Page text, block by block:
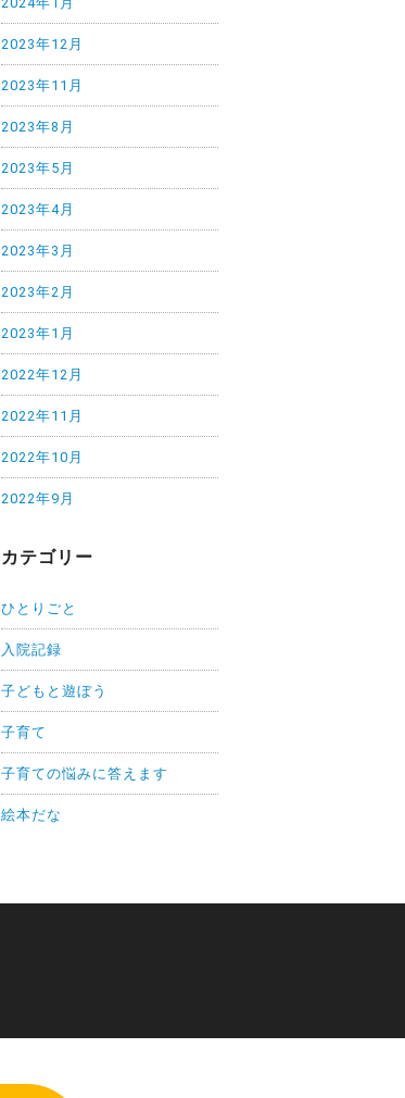
2023年12月
2023年11月
2023年8月
2023年5月
2023年4月
2023年3月
2023年2月
2023年1月
2022年12月
2022年11月
2022年10月
2022年9月
カテゴリー
ひとりごと
入院記録
子どもと遊ぼう
子育て
子育ての悩みに答えます
絵本だな